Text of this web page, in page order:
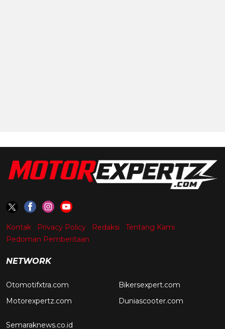
Kontak Privacy Policy Redaksi
Tentang Kami
Pedoman Pemberitaan
NETWORK
Otomotifxtra.com
Motorexpertz.com
Bikersexpert.com
Duniascooter.com
Semaraknews.co.id